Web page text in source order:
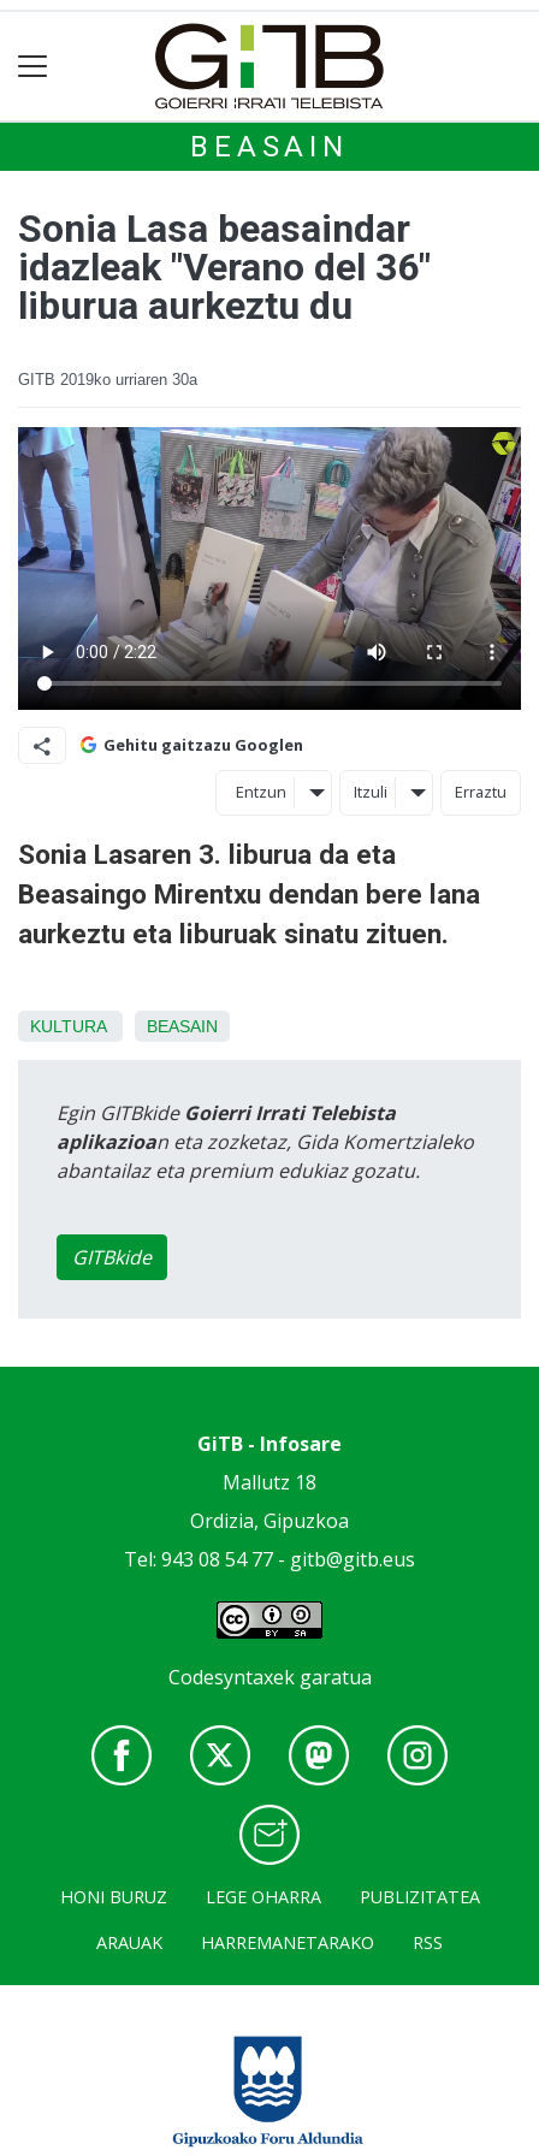
BEASAIN
Sonia Lasa beasaindar
idazleak "Verano del 36"
liburua aurkeztu du
GITB 2019ko urriaren 30a
Gehitu gaitzazu Googlen
Entzun Itzuli Erraztu
Sonia Lasaren 3. liburua da eta
Beasaingo Mirentxu dendan bere lana
aurkeztu eta liburuak sinatu zituen.
KULTURA BEASAIN
Egin GITBkide Goierri Irrati Telebista
aplikazioan eta zozketaz, Gida Komertzialeko
abantailaz eta premium edukiaz gozatu.
GITBkide
GiTB - Infosare
Mallutz 18
Ordizia, Gipuzkoa
Tel: 943 08 54 77 - gitb@gitb.eus
Codesyntaxek garatua
HONI BURUZ LEGE OHARRA
PUBLIZITATEA
ARAUAK
HARREMANETARAKO RSS